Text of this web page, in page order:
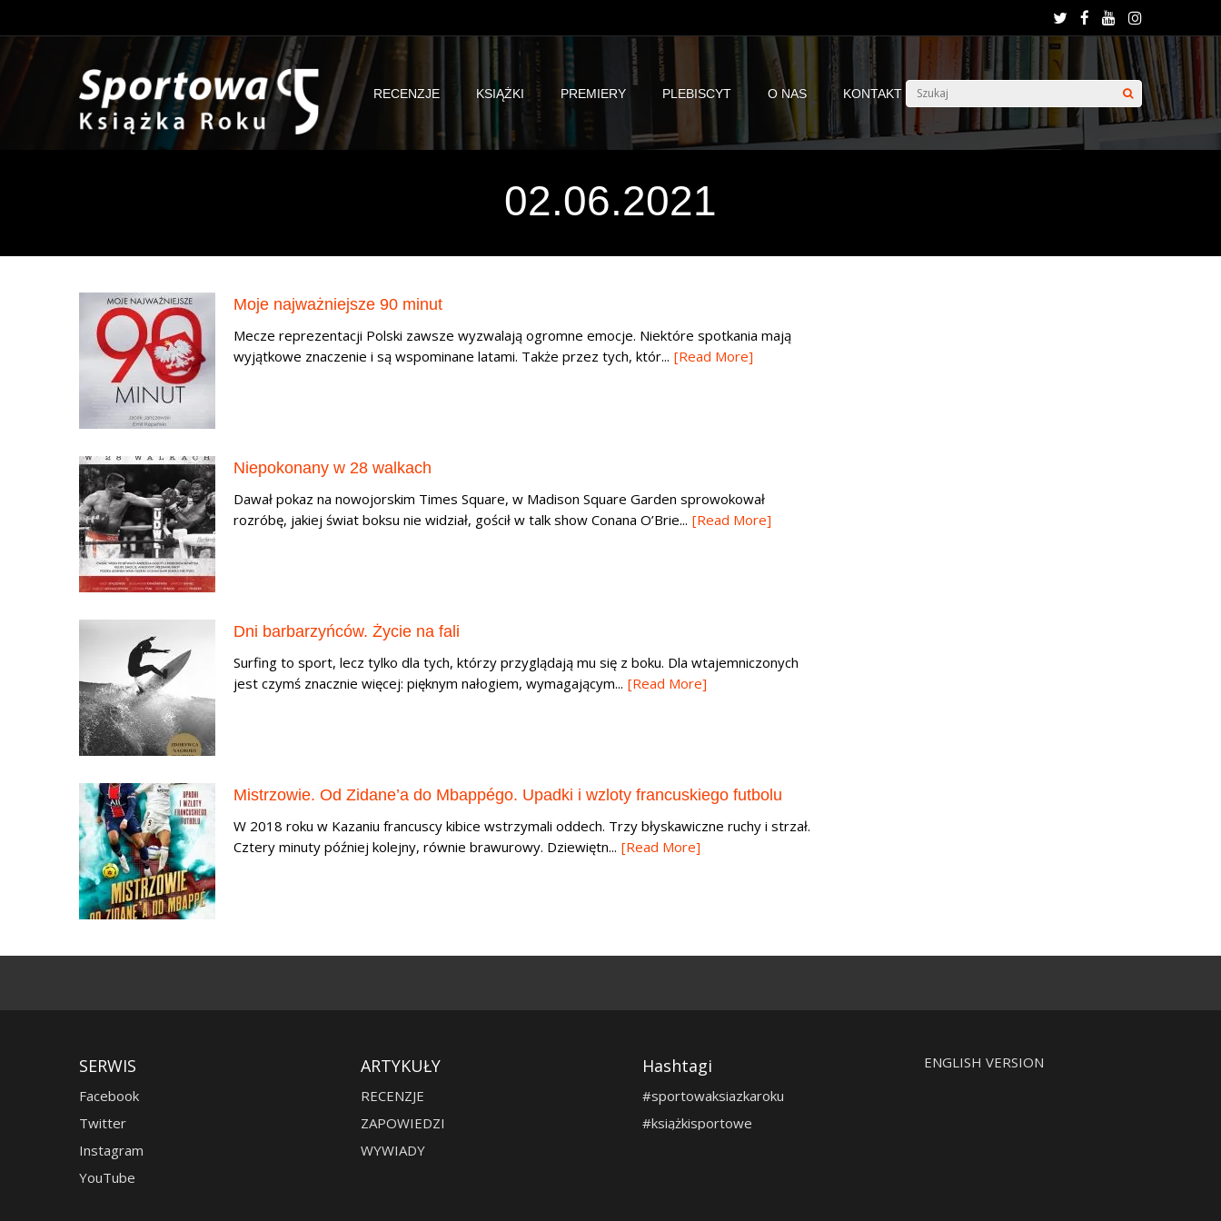
RECENZJE KSIĄŻKI PREMIERY PLEBISCYT O NAS KONTAKT
02.06.2021
Moje najważniejsze 90 minut
Mecze reprezentacji Polski zawsze wyzwalają ogromne emocje. Niektóre spotkania mają
wyjątkowe znaczenie i są wspominane latami. Także przez tych, któr... [Read More]
Niepokonany w 28 walkach
Dawał pokaz na nowojorskim Times Square, w Madison Square Garden sprowokował
rozróbę, jakiej świat boksu nie widział, gościł w talk show Conana O’Brie... [Read More]
Dni barbarzyńców. Życie na fali
Surfing to sport, lecz tylko dla tych, którzy przyglądają mu się z boku. Dla wtajemniczonych
jest czymś znacznie więcej: pięknym nałogiem, wymagającym... [Read More]
Mistrzowie. Od Zidane’a do Mbappégo. Upadki i wzloty francuskiego futbolu
W 2018 roku w Kazaniu francuscy kibice wstrzymali oddech. Trzy błyskawiczne ruchy i strzał.
Cztery minuty później kolejny, równie brawurowy. Dziewiętn... [Read More]
SERWIS
Facebook
Twitter
Instagram
YouTube
ARTYKUŁY
RECENZJE
ZAPOWIEDZI
WYWIADY
Hashtagi
#sportowaksiazkaroku
#książkisportowe
ENGLISH VERSION